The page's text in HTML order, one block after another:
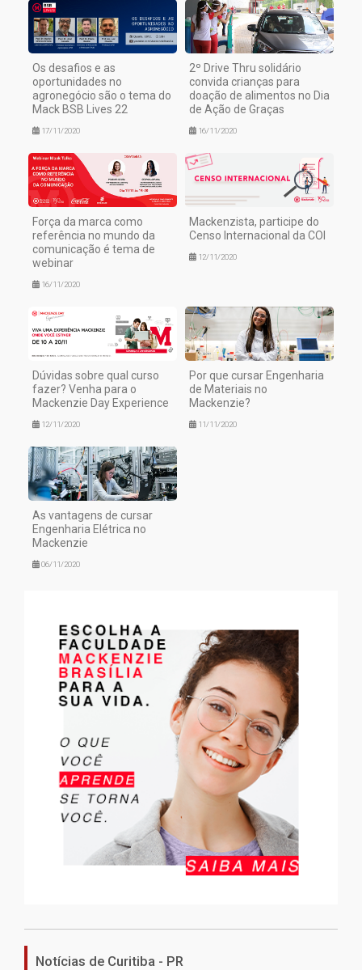
Os desafios e as
oportunidades no
agronegócio são o tema do
Mack BSB Lives 22
17/11/2020
2º Drive Thru solidário
convida crianças para
doação de alimentos no Dia
de Ação de Graças
16/11/2020
Força da marca como
referência no mundo da
comunicação é tema de
webinar
16/11/2020
Mackenzista, participe do
Censo Internacional da COI
12/11/2020
Dúvidas sobre qual curso
fazer? Venha para o
Mackenzie Day Experience
12/11/2020
Por que cursar Engenharia
de Materiais no
Mackenzie?
11/11/2020
As vantagens de cursar
Engenharia Elétrica no
Mackenzie
06/11/2020
Notícias de Curitiba - PR